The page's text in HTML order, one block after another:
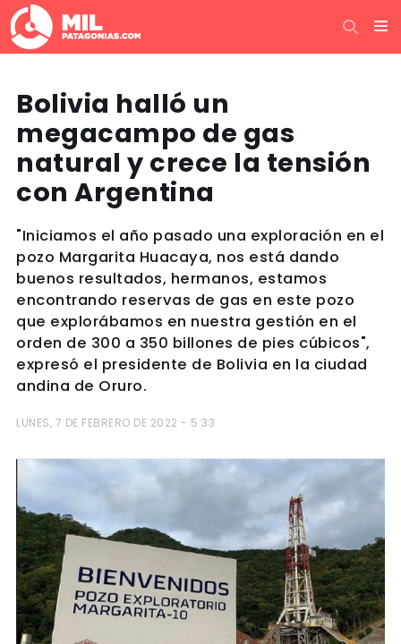
Bolivia halló un
megacampo de gas
natural y crece la tensión
con Argentina
"Iniciamos el año pasado una exploración en el
pozo Margarita Huacaya, nos está dando
buenos resultados, hermanos, estamos
encontrando reservas de gas en este pozo
que explorábamos en nuestra gestión en el
orden de 300 a 350 billones de pies cúbicos",
expresó el presidente de Bolivia en la ciudad
andina de Oruro.
LUNES, 7 DE FEBRERO DE 2022 - 5:33